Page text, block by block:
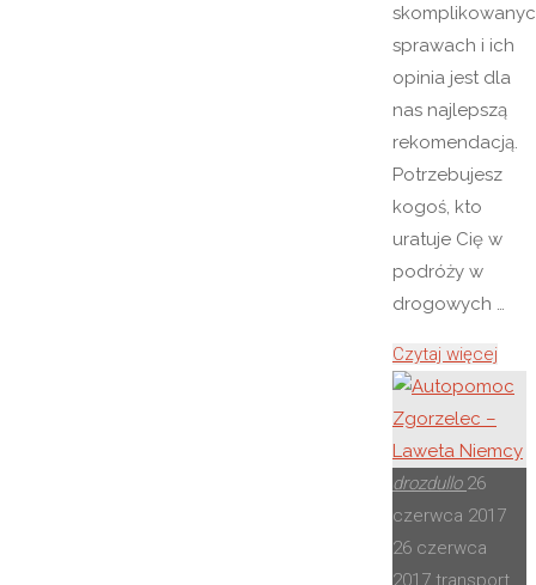
sprawach i ich
opinia jest dla
nas najlepszą
rekomendacją.
Potrzebujesz
kogoś, kto
uratuje Cię w
podróży w
drogowych …
Czytaj więcej
/
drozdullo 26
czerwca 2017
26 czerwca
2017 transport